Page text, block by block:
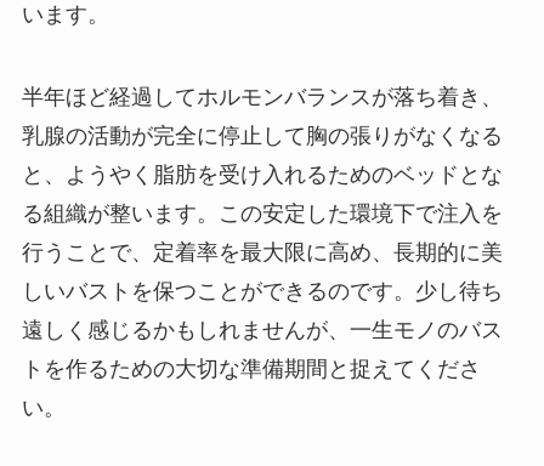
います。
半年ほど経過してホルモンバランスが落ち着き、
乳腺の活動が完全に停止して胸の張りがなくなる
と、ようやく脂肪を受け入れるためのベッドとな
る組織が整います。この安定した環境下で注入を
行うことで、定着率を最大限に高め、長期的に美
しいバストを保つことができるのです。少し待ち
遠しく感じるかもしれませんが、一生モノのバス
トを作るための大切な準備期間と捉えてくださ
い。